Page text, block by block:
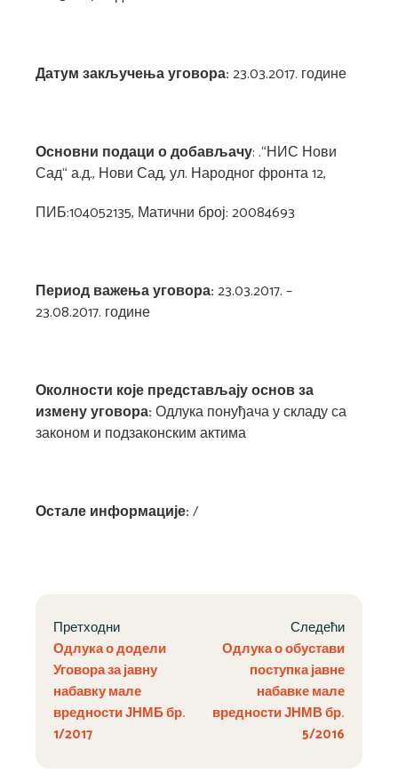
Датум закључења уговора:23.03.2017. године
Основни подаци о добављачу: .“НИС Нови
Сад“ а.д., Нови Сад, ул. Народног фронта 12,
ПИБ:104052135, Матични број: 20084693
Период важења уговора:23.03.2017. –
23.08.2017. године
Околности које представљају основ за
измену уговора:Одлука понуђача у складу са
законом и подзаконским актима
Остале информације:/
Претходни
Одлука о додели
Уговора за јавну
набавку мале
вредности ЈНМБ бр.
1/2017
Следећи
Одлука о обустави
поступка јавне
набавке мале
вредности ЈНМВ бр.
5/2016